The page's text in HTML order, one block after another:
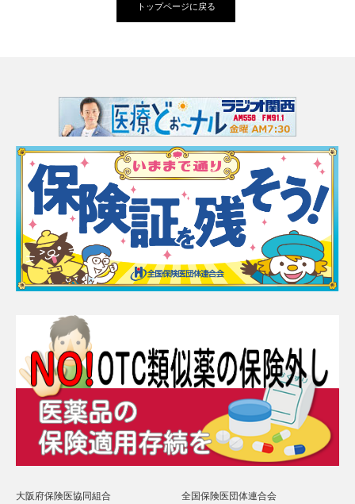
トップページに戻る
大阪府保険医協同組合 全国保険医団体連合会